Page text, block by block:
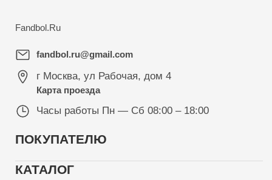
Fandbol.Ru
fandbol.ru@gmail.com
г Москва, ул Рабочая, дом 4
Карта проезда
Часы работы Пн — Сб 08:00 – 18:00
ПОКУПАТЕЛЮ
КАТАЛОГ